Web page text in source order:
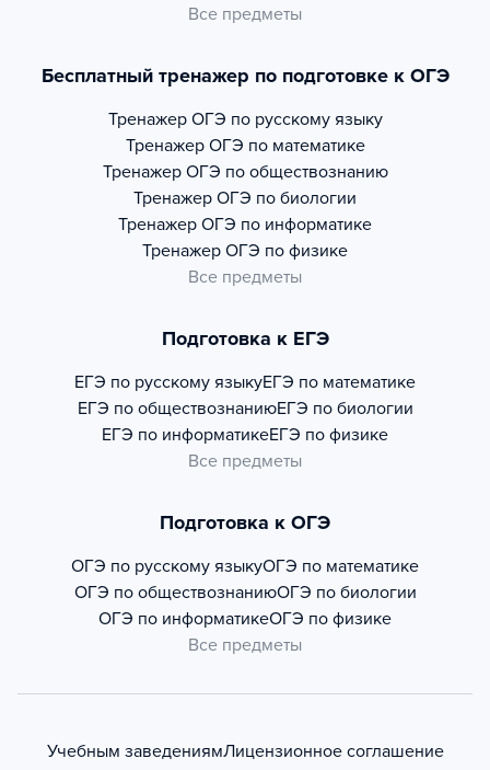
Все предметы
Бесплатный тренажер по подготовке к ОГЭ
Тренажер ОГЭ по русскому языку
Тренажер ОГЭ по математике
Тренажер ОГЭ по обществознанию
Тренажер ОГЭ по биологии
Тренажер ОГЭ по информатике
Тренажер ОГЭ по физике
Все предметы
Подготовка к ЕГЭ
ЕГЭ по русскому языкуЕГЭ по математике
ЕГЭ по обществознаниюЕГЭ по биологии
ЕГЭ по информатикеЕГЭ по физике
Все предметы
Подготовка к ОГЭ
ОГЭ по русскому языкуОГЭ по математике
ОГЭ по обществознаниюОГЭ по биологии
ОГЭ по информатикеОГЭ по физике
Все предметы
Учебным заведениямЛицензионное соглашение